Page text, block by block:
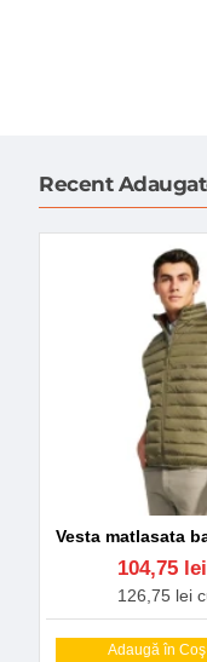
Recent
104,75 lei
126,75 lei
Adaugă în Coş